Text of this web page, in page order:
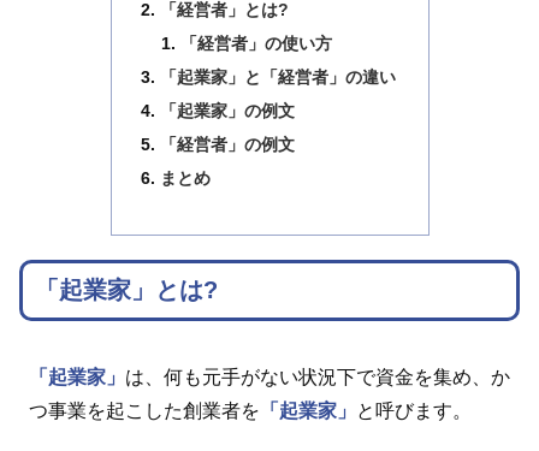
「経営者」とは?
「経営者」の使い方
「起業家」と「経営者」の違い
「起業家」の例文
「経営者」の例文
まとめ
「起業家」とは?
「起業家」 は、何も元手がない状況下で資金を集め、か
つ事業を起こした創業者を 「起業家」 と呼びます。